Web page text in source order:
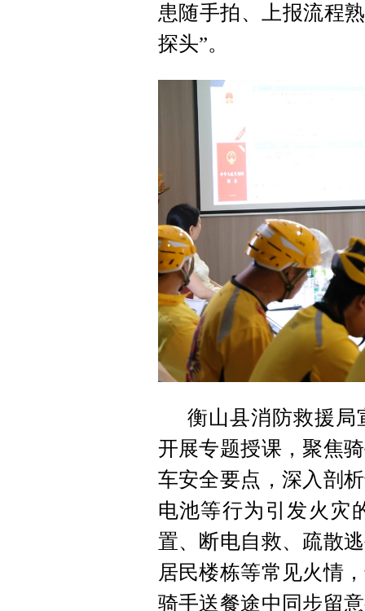
患随手拍、上报流程
探头”。
衡山县消防救援局
开展专题授课，聚焦
车安全要点，深入剖
电池等行为引发火灾
置、断电自救、疏散
居民楼栋等常见火情
骑手送餐途中同步留